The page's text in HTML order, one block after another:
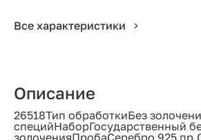
Все характеристики
Описание
26518Тип обработкиБез
специйНаборГосударственный
золоченияПробаСеребро 925